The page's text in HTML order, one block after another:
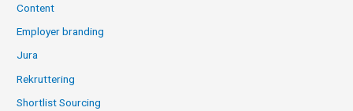
Content
Employer branding
Jura
Rekruttering
Shortlist Sourcing